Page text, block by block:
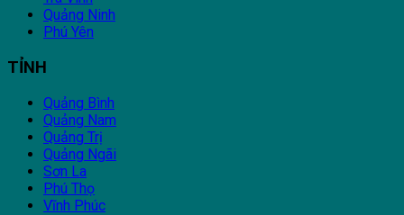
Quảng Ninh
Phú Yên
TỈNH
Quảng Bình
Quảng Nam
Quảng Trị
Quảng Ngãi
Sơn La
Phú Thọ
Vĩnh Phúc